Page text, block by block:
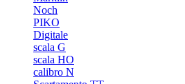
Noch
PIKO
Digitale
scala G
scala HO
calibro N